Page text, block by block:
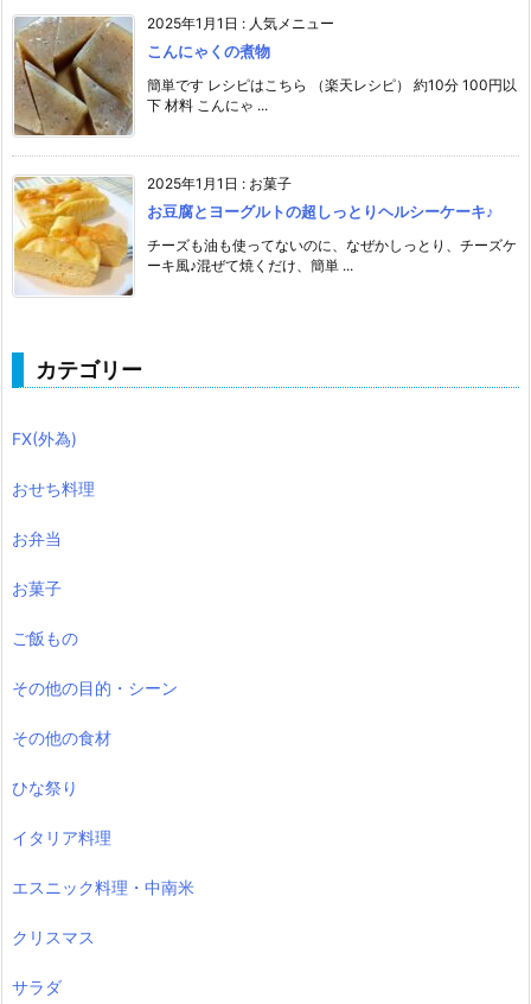
2025年1月1日 : 人気メニュー
こんにゃくの煮物
簡単です レシピはこちら （楽天レシピ） 約10分 100円以
下 材料 こんにゃ ...
2025年1月1日 : お菓子
お豆腐とヨーグルトの超しっとりヘルシーケーキ♪
チーズも油も使ってないのに、なぜかしっとり、チーズケ
ーキ風♪混ぜて焼くだけ、簡単 ...
カテゴリー
FX(外為)
おせち料理
お弁当
お菓子
ご飯もの
その他の目的・シーン
その他の食材
ひな祭り
イタリア料理
エスニック料理・中南米
クリスマス
サラダ